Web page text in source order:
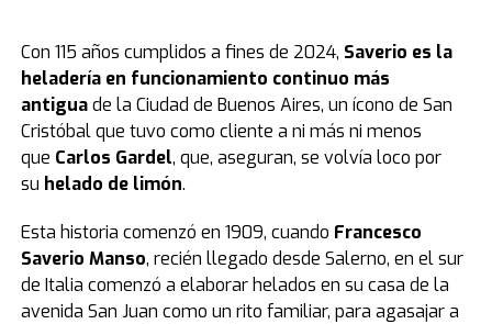
Con 115 años cumplidos a fines de 2024, Saverio es la
heladería en funcionamiento continuo más
antiguade la Ciudad de Buenos Aires, un ícono de San
Cristóbal que tuvo como cliente a ni más ni menos
que Carlos Gardel, que, aseguran, se volvía loco por
su helado de limón.
Esta historia comenzó en 1909, cuando Francesco
Saverio Manso, recién llegado desde Salerno, en el sur
de Italia comenzó a elaborar helados en su casa de la
avenida San Juan como un rito familiar, para agasajar a